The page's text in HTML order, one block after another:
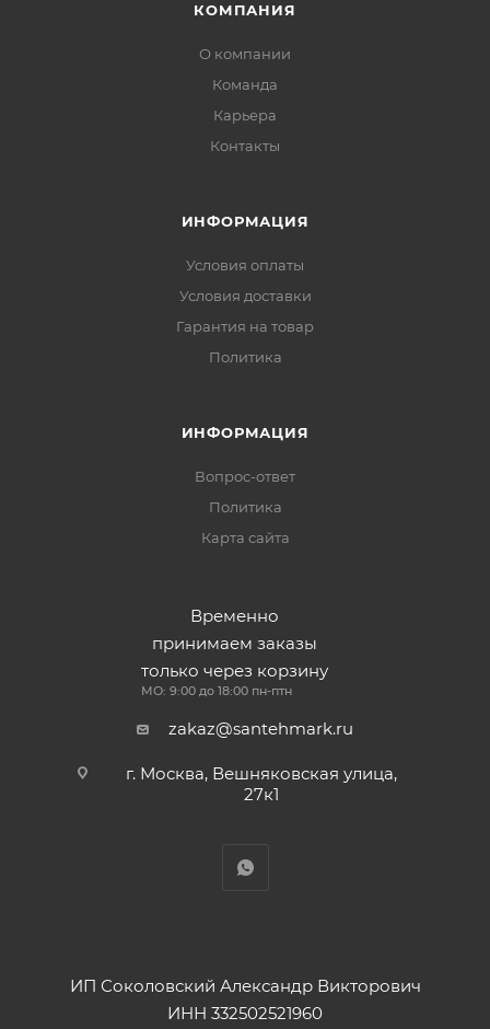
КОМПАНИЯ
О компании
Команда
Карьера
Контакты
ИНФОРМАЦИЯ
Условия оплаты
Условия доставки
Гарантия на товар
Политика
ИНФОРМАЦИЯ
Вопрос-ответ
Политика
Карта сайта
Временно
принимаем заказы
только через корзину
МО: 9:00 до 18:00 пн-птн
zakaz@santehmark.ru
г. Москва, Вешняковская улица,
27к1
ИП Соколовский Александр Викторович
ИНН 332502521960